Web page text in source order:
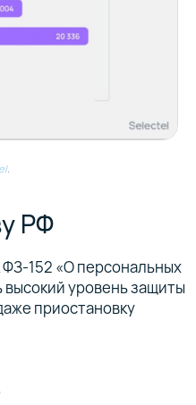
.
РФ
ФЗ-152 «О персональных
уровень защиты
приостановку